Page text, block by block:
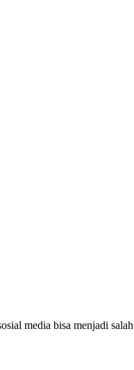
media bisa menjadi